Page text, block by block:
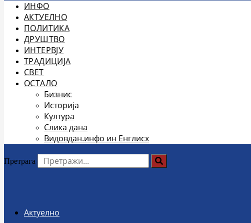
ИНФО
АКТУЕЛНО
ПОЛИТИКА
ДРУШТВО
ИНТЕРВЈУ
ТРАДИЦИЈА
СВЕТ
ОСТАЛО
Бизнис
Историја
Култура
Слика дана
Видовдан.инфо ин Енглисх
Претрага
Актуелно